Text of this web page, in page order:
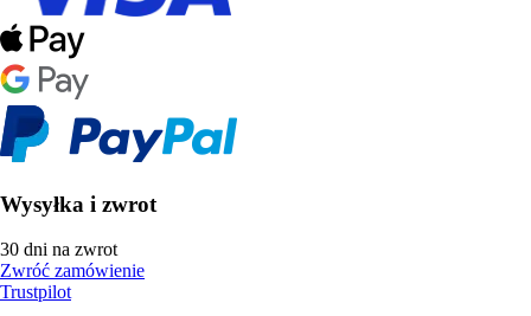
Wysyłka i zwrot
30 dni na zwrot
Zwróć zamówienie
Trustpilot